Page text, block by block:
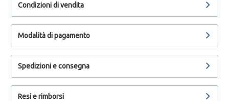
Condizioni di vendita
Modalità di pagamento
Spedizioni e consegna
Resi e rimborsi